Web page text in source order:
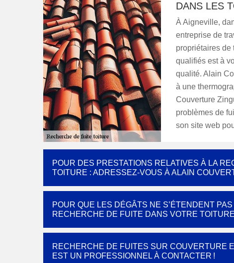
DANS LES
À Aigneville,
entreprise de
propriétaires de
qualifiés est à
qualité. Alain
à une
Couverture
problèmes de
son site web
POUR DES PRESTATIONS RELATIVES À LA
TOITURE : ADRESSEZ-VOUS À ALAIN
POUR QUE LES DÉGÂTS NE S’ÉTENDENT
RECHERCHE DE FUITE DANS VOTRE
RECHERCHE DE FUITES SUR COUVERTURE
EST UN PROFESSIONNEL À CONTACTER !